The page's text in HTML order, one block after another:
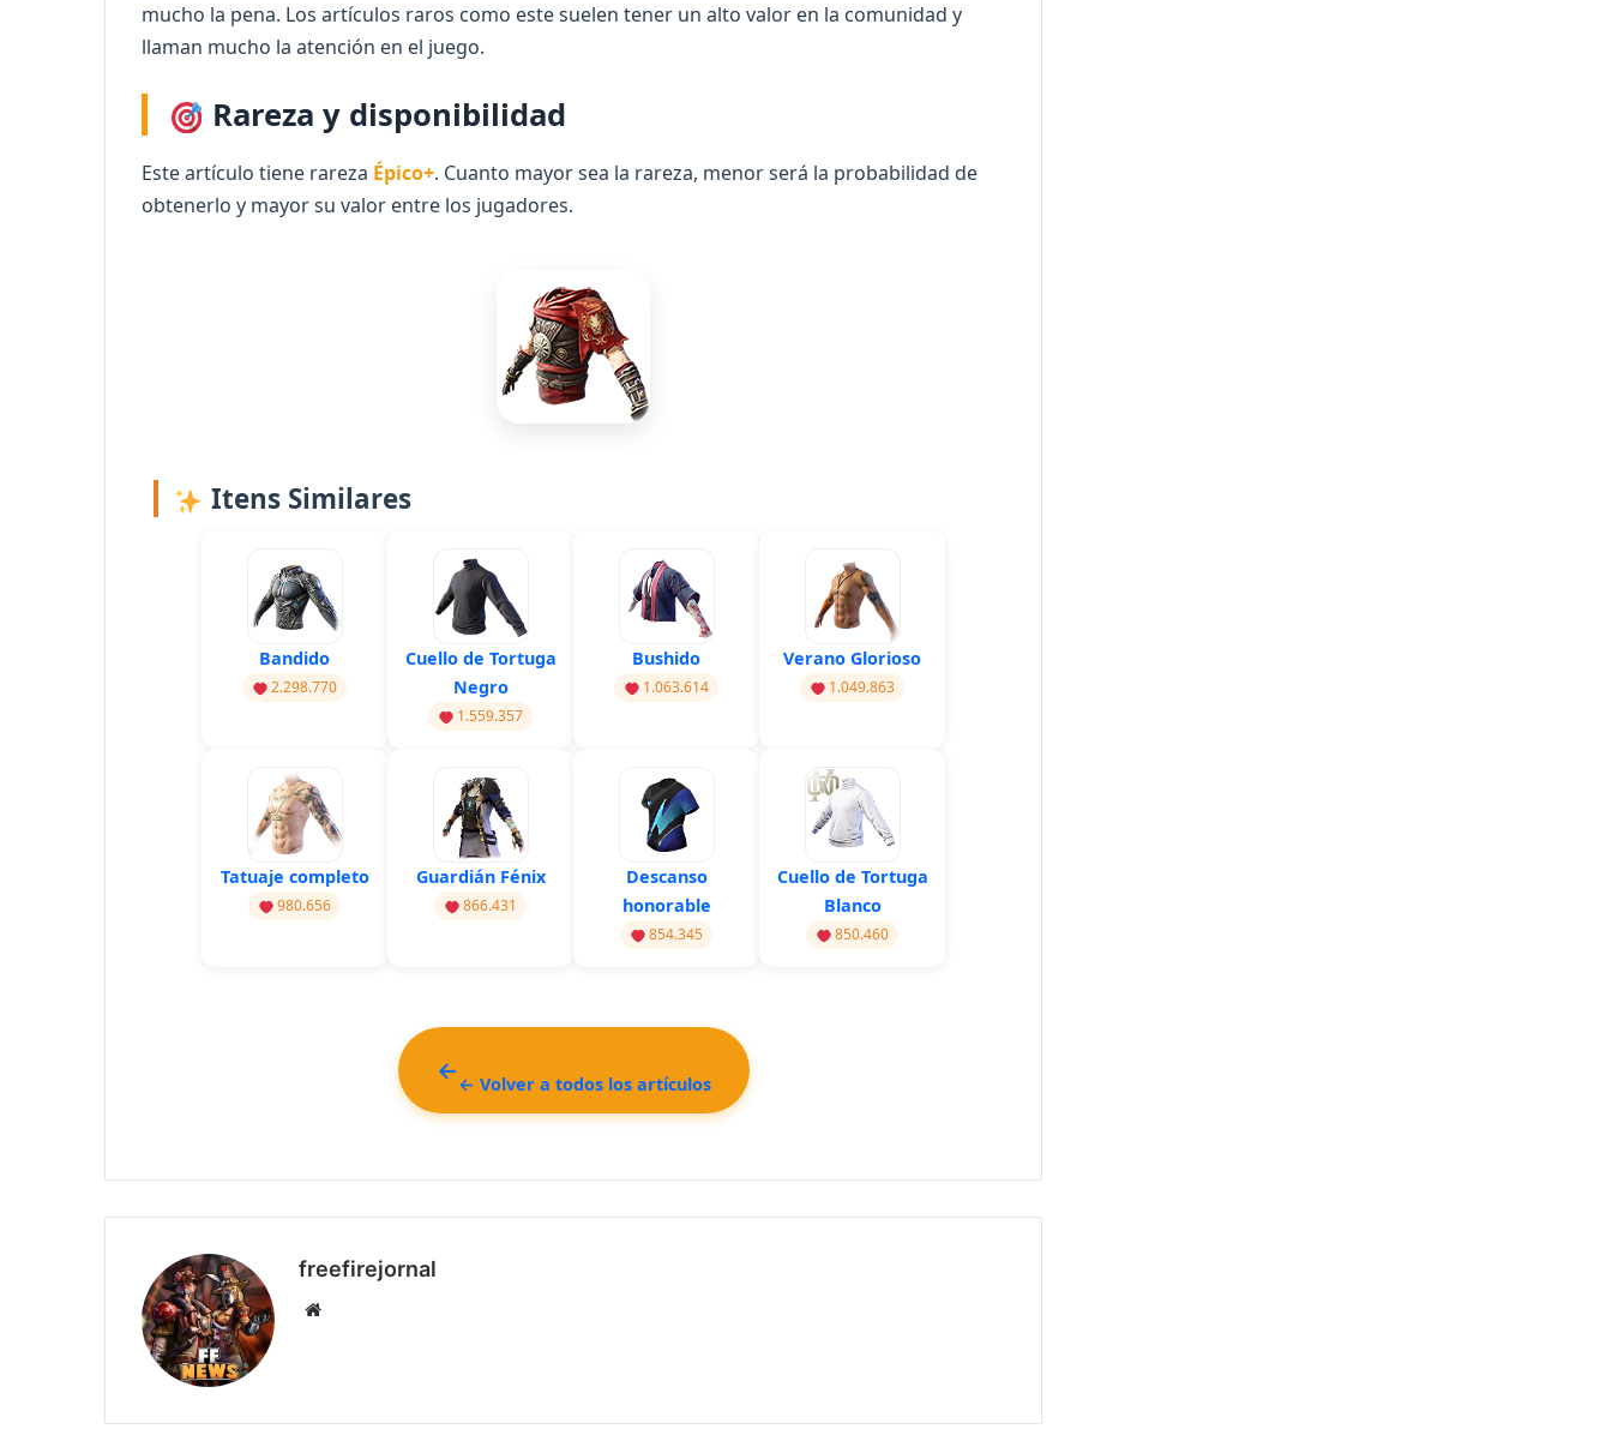
mucho la pena. Los artículos raros como este suelen tener un alto valor en la comunidad y
llaman mucho la atención en el juego.
Rareza y disponibilidad
Este artículo tiene rareza Épico+. Cuanto mayor sea la rareza, menor será la probabilidad de
obtenerlo y mayor su valor entre los jugadores.
Itens Similares
Bandido
2.298.770
Cuello de Tortuga
Negro
1.559.357
Bushido
1.063.614
Verano Glorioso
1.049.863
Tatuaje completo
980.656
Guardián Fénix
866.431
Descanso
honorable
854.345
Cuello de Tortuga
Blanco
850.460
← Volver a todos los artículos
freefirejornal